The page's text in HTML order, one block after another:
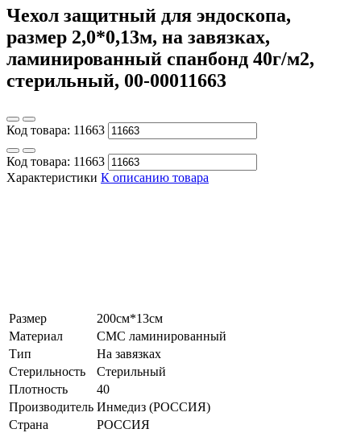
Чехол защитный для эндоскопа,
размер 2,0*0,13м, на завязках,
ламинированный спанбонд 40г/м2,
стерильный, 00-00011663
Код товара: 11663
Код товара: 11663
Характеристики К описанию товара
Размер
200см*13см
Материал
СМС ламинированный
Тип
На завязках
Стерильность
Стерильный
Плотность
40
Производитель Инмедиз (РОССИЯ)
Страна
РОССИЯ